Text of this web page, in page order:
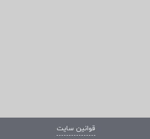
قوانین سایت